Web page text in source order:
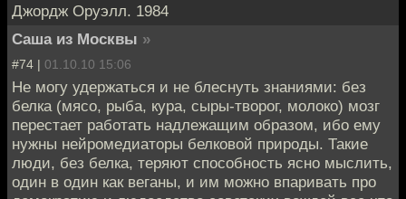
Джордж Оруэлл. 1984
Саша из Москвы »
#74 | 01.10.10 15:06
Не могу удержаться и не блеснуть знаниями: без
белка (мясо, рыба, кура, сыры-творог, молоко) мозг
перестает работать надлежащим образом, ибо ему
нужны нейромедиаторы белковой природы. Такие
люди, без белка, теряют способность ясно мыслить,
один в один как веганы, и им можно впаривать про